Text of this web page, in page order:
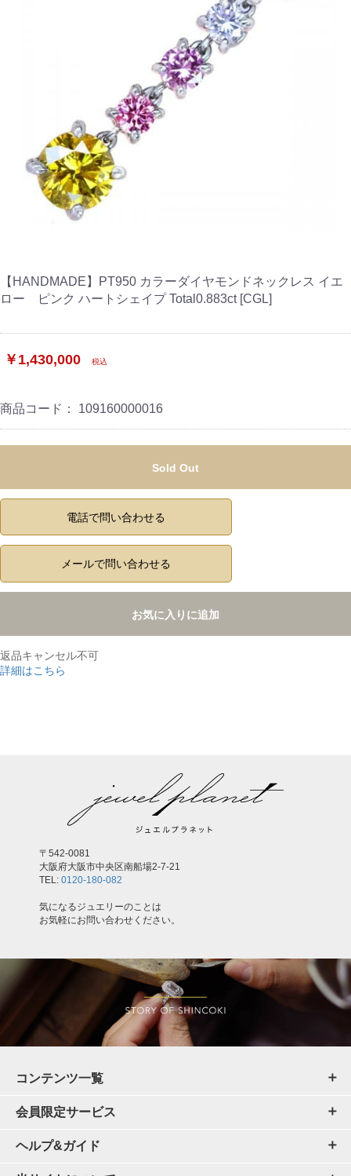
【HANDMADE】PT950 カラーダイヤモンドネックレス イエ
ロー ピンク ハートシェイプ Total0.883ct [CGL]
￥1,430,000 税込
商品コード： 109160000016
Sold Out
電話で問い合わせる
メールで問い合わせる
お気に入りに追加
返品キャンセル不可
詳細はこちら
〒542-0081
大阪府大阪市中央区南船場2-7-21
TEL: 0120-180-082
気になるジュエリーのことは
お気軽にお問い合わせください。
コンテンツ一覧
会員限定サービス
ヘルプ&ガイド